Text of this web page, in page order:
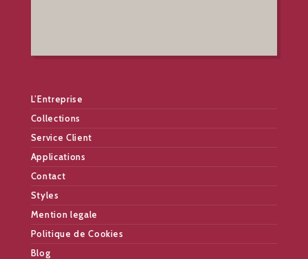
L’Entreprise
Collections
Service Client
Applications
Contact
Styles
Mention legale
Politique de Cookies
Blog